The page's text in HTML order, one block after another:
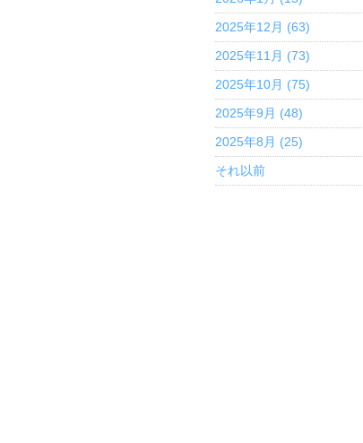
2025年12月 (63)
2025年11月 (73)
2025年10月 (75)
2025年9月 (48)
2025年8月 (25)
それ以前